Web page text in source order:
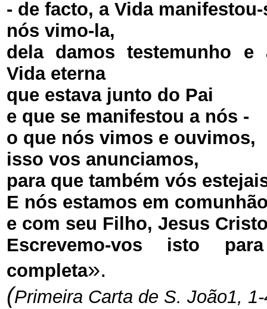
- de facto, a Vida
nós vimo-la,
dela damos testemunho e
Vida eterna
que estava junto do Pai
e que se manifestou a nós -
o que nós vimos e ouvimos,
isso vos anunciamos,
para que também vós
E nós estamos em
e com seu Filho, Jesus
Escrevemo-vos isto
completa».
(Primeira Carta de S. João1,